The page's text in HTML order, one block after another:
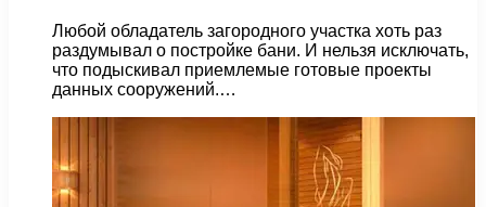
Любой обладатель загородного участка хоть раз
раздумывал о постройке бани. И нельзя исключать,
что подыскивал приемлемые готовые проекты
данных сооружений.…